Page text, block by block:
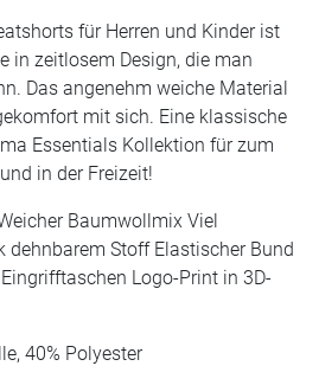
für Herren und Kinder ist
in zeitlosem Design, die man
Das angenehm weiche Material
mit sich. Eine klassische
Essentials Kollektion für zum
in der Freizeit!
Baumwollmix Viel
dehnbarem Stoff Elastischer Bund
Logo-Print in 3D-
40% Polyester